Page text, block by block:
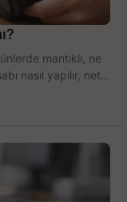
mantıklı, ne
nasıl yapılır, net